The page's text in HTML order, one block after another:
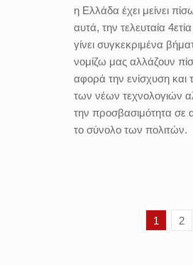
η Ελλάδα έχει μείνει
αυτά, την τελευταία
γίνει συγκεκριμένα
νομίζω μας αλλάζουν
αφορά την ενίσχυση και
των νέων τεχνολογιών
την προσβασιμότητα σε
το σύνολο των πολιτών.
1 2